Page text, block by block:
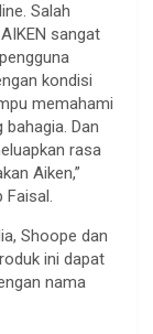
Salah
sangat
pengguna
kondisi
memahami
Dan
rasa
Aiken,”
Shoope dan
ini dapat
nama